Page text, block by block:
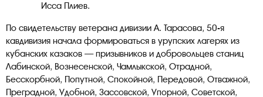
Исса Плиев.
По свидетельству ветерана дивизии А. Тарасова, 50-я
кавдивизия начала формироваться в урупских лагерях из
кубанских казаков — призывников и добровольцев станиц
Лабинской, Вознесенской, Чамлыкской, Отрадной,
Бесскорбной, Попутной, Спокойной, Передовой, Отважной,
Преградной, Удобной, Зассовской, Упорной, Советской,